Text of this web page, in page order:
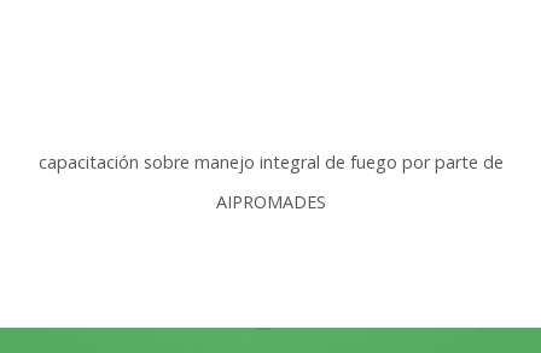
capacitación sobre manejo integral de fuego por parte de
AIPROMADES